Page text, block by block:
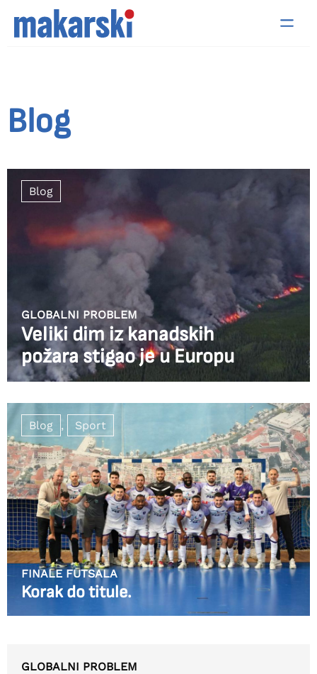
Blog
Blog
GLOBALNI PROBLEM
Veliki dim iz kanadskih
požara stigao je u Europu
Blog , Sport
FINALE FUTSALA
Korak do titule.
GLOBALNI PROBLEM